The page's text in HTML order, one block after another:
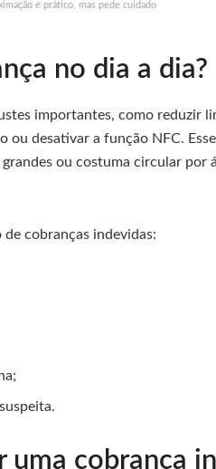
é prático, mas pede cuidado
no dia a dia?
importantes, como reduzir
desativar a função NFC.
ou costuma circular por
cobranças indevidas:
cobrança